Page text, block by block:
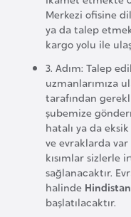
Merkezi ofisine
ya da talep
kargo yolu ile
3. Adım: Talep
uzmanlarımıza
tarafından
şubemize
hatalı ya da
ve evraklarda
kısımlar sizlerle
sağlanacaktır.
halinde
başlatılacaktır.